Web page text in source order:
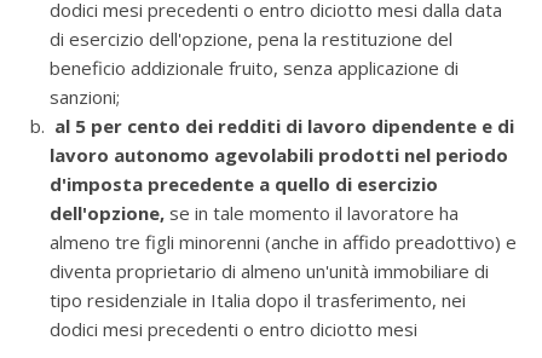
dodici mesi precedenti o entro diciotto mesi dalla data
di esercizio dell'opzione, pena la restituzione del
beneficio addizionale fruito, senza applicazione di
sanzioni;
al 5 per cento dei redditi di lavoro dipendente e di
lavoro autonomo agevolabili prodotti nel periodo
d'imposta precedente a quello di esercizio
dell'opzione, se in tale momento il lavoratore ha
almeno tre figli minorenni (anche in affido preadottivo) e
diventa proprietario di almeno un'unità immobiliare di
tipo residenziale in Italia dopo il trasferimento, nei
dodici mesi precedenti o entro diciotto mesi